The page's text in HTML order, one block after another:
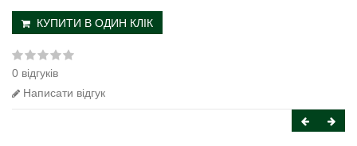
КУПИТИ В ОДИН КЛІК
0 відгуків
Написати відгук